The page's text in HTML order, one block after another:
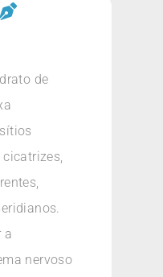
de
a
nervoso